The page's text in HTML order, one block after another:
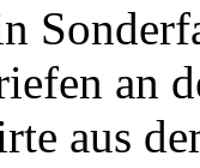
an
aus